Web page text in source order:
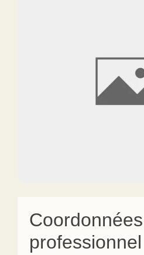
professionnel